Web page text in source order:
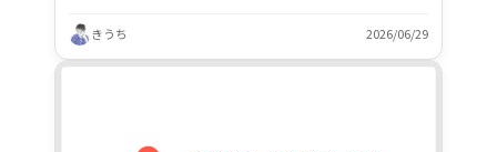
きうち 2026/06/29